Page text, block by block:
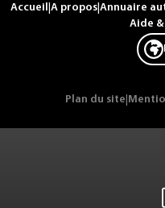
Accueil A propos Annuaire
Aide &
Plan du site